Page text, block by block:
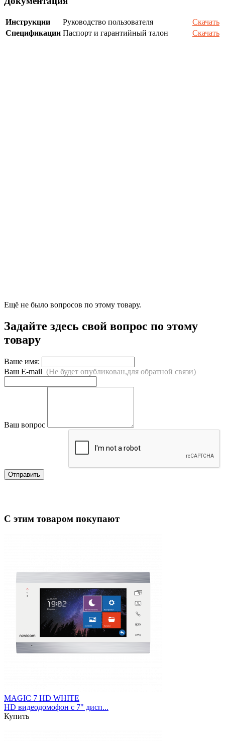
Инструкции Руководство пользователя
Скачать
Спецификации Паспорт и гарантийный талон Скачать
Ещё не было вопросов по этому товару.
Задайте здесь свой вопрос по этому
товару
Ваше имя:
Ваш E-mail (Не будет опубликован,для обратной связи)
Ваш вопрос
Отправить
С этим товаром покупают
MAGIC 7 HD WHITE
HD видеодомофон с 7" дисп...
Купить